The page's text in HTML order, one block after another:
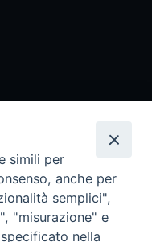
simili per
anche per
semplici",
"misurazione" e
nella